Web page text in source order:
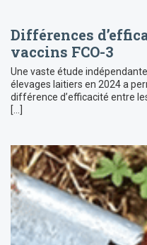
Différences
vaccins FCO-3
Une vaste étude
élevages laitiers en 2024 a
différence d’efficacité entre
[…]